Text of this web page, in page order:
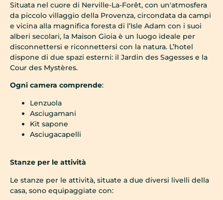
Situata nel cuore di Nerville-La-Forêt, con un'atmosfera
da piccolo villaggio della Provenza, circondata da campi
e vicina alla magnifica foresta di l’Isle Adam con i suoi
alberi secolari, la Maison Gioia è un luogo ideale per
disconnettersi e riconnettersi con la natura. L’hotel
dispone di due spazi esterni: il Jardin des Sagesses e la
Cour des Mystères.
Ogni camera comprende:
Lenzuola
Asciugamani
Kit sapone
Asciugacapelli
Stanze per le attività
Le stanze per le attività, situate a due diversi livelli della
casa, sono equipaggiate con: